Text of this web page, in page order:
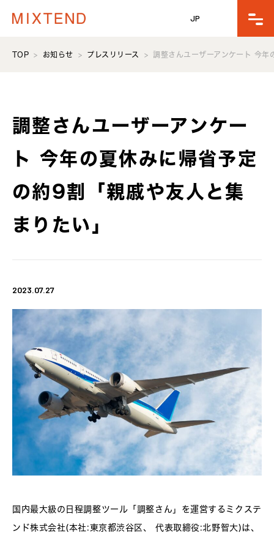
JP
TOP お知らせ プレスリリース 調整さんユーザーアンケート 今
調整さんユーザーアンケー
ト 今年の夏休みに帰省予定
の約9割「親戚や友人と集
まりたい」
2023.07.27
国内最大級の日程調整ツール「調整さん」を運営するミクステ
ンド株式会社(本社:東京都渋谷区、 代表取締役:北野智大)は、